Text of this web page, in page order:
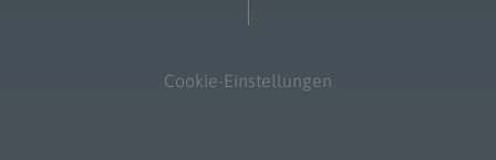
Cookie-Einstellungen